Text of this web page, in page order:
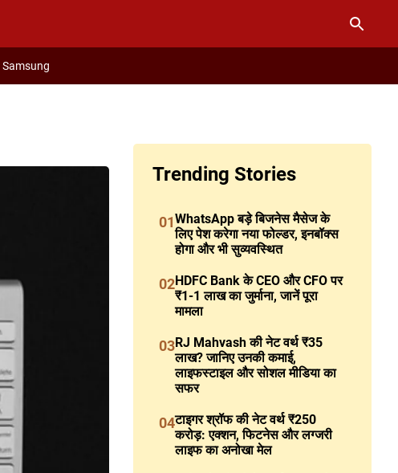
Samsung
Trending Stories
01WhatsApp बड़े बिजनेस मैसेज के
लिए पेश करेगा नया फोल्डर, इनबॉक्स
होगा और भी सुव्यवस्थित
02HDFC Bank के CEO और CFO पर
₹1-1 लाख का जुर्माना, जानें पूरा
मामला
03RJ Mahvash की नेट वर्थ ₹35
लाख? जानिए उनकी कमाई,
लाइफस्टाइल और सोशल मीडिया का
सफर
04टाइगर श्रॉफ की नेट वर्थ ₹250
करोड़: एक्शन, फिटनेस और लग्जरी
लाइफ का अनोखा मेल